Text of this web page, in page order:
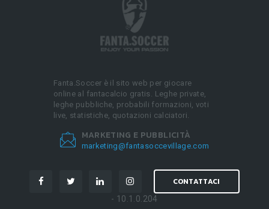
Fanta.Soccer è il sito web per giocare
online al fantacalcio gratis. Leghe private,
leghe pubbliche, probabili formazioni, voti
live, statistiche, quotazioni calciatori.
MARKETING E PUBBLICITÀ
marketing@fantasoccevillage.com
CONTATTACI
- 10.1.0.204